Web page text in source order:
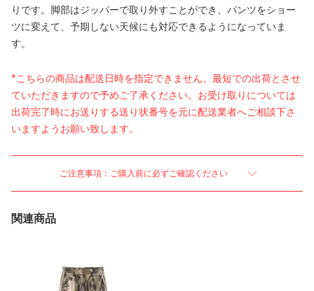
りです。脚部はジッパーで取り外すことができ、パンツをショー
ツに変えて、予期しない天候にも対応できるようになっていま
す。
*こちらの商品は配送日時を指定できません。最短での出荷とさせ
ていただきますので予めご了承ください。お受け取りについては
出荷完了時にお送りする送り状番号を元に配送業者へご相談下さ
いますようお願い致します。
ご注意事項：ご購入前に必ずご確認ください
関連商品